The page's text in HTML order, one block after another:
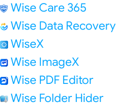
Wise Care 365
Wise Data Recovery
WiseX
Wise ImageX
Wise PDF Editor
Wise Folder Hider